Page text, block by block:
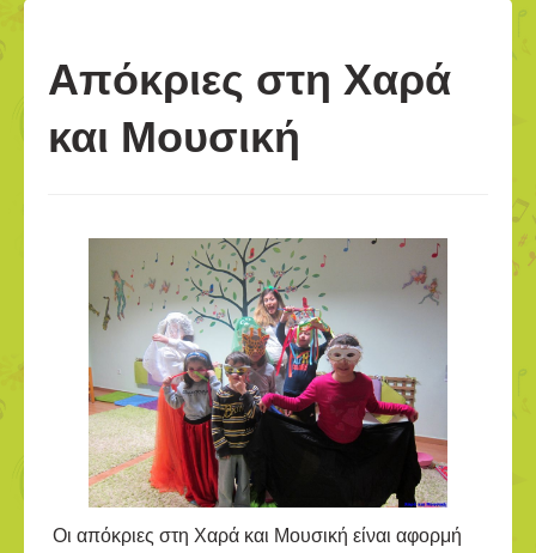
Απόκριες στη Χαρά
και Μουσική
Οι απόκριες στη Χαρά και Μουσική είναι αφορμή